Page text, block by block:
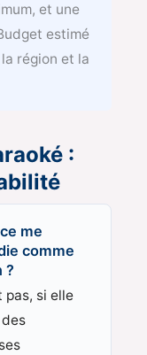
et une
estimé
région et la
:
me
comme
?
pas, si elle